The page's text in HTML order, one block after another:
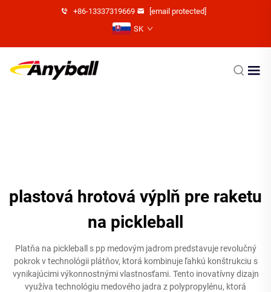
+86-13337319669
[email protected]
SK
plastová hrotová výplň pre raketu
na pickleball
Platňa na pickleball s pp medovým jadrom predstavuje revolučný
pokrok v technológii plátňov, ktorá kombinuje ľahkú konštrukciu s
vynikajúcimi výkonnostnými vlastnosťami. Tento inovatívny dizajn
využíva technológiu medového jadra z polypropylénu, ktorá